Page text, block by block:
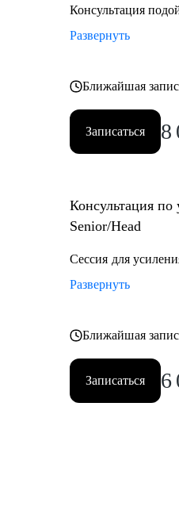
• Начинающий /
• QA Lead
Консультация
Развернуть
Ближайшая
Записаться 8
Консультация
Senior/Head
Сессия для
Развернуть
Ближайшая
Записаться 6